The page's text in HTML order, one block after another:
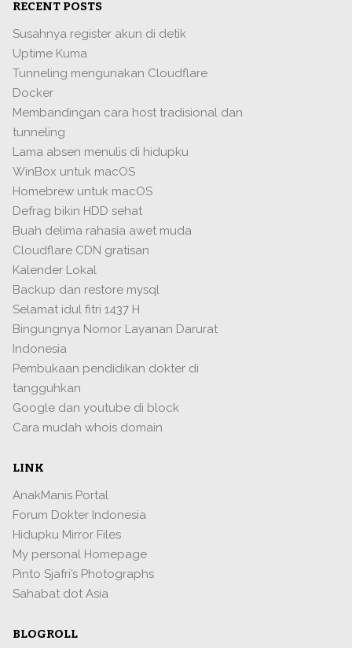
RECENT POSTS
Susahnya register akun di detik
Uptime Kuma
Tunneling mengunakan Cloudflare
Docker
Membandingan cara host tradisional dan
tunneling
Lama absen menulis di hidupku
WinBox untuk macOS
Homebrew untuk macOS
Defrag bikin HDD sehat
Buah delima rahasia awet muda
Cloudflare CDN gratisan
Kalender Lokal
Backup dan restore mysql
Selamat idul fitri 1437 H
Bingungnya Nomor Layanan Darurat
Indonesia
Pembukaan pendidikan dokter di
tangguhkan
Google dan youtube di block
Cara mudah whois domain
LINK
AnakManis Portal
Forum Dokter Indonesia
Hidupku Mirror Files
My personal Homepage
Pinto Sjafri’s Photographs
Sahabat dot Asia
BLOGROLL